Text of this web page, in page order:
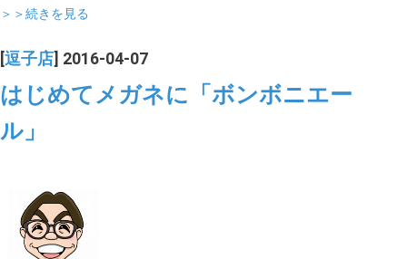
＞＞続きを見る
逗子店 ] 2016-04-07
はじめてメガネに「ボンボニエー
ル」